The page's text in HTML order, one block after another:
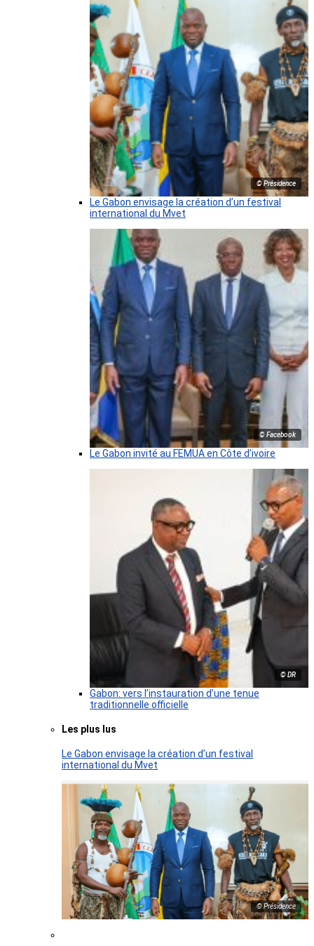
© Présidence
Le Gabon envisage la création d’un festival
international du Mvet
© Facebook
Le Gabon invité au FEMUA en Côte d’ivoire
© DR
Gabon: vers l’instauration d’une tenue
traditionnelle officielle
Les plus lus
Le Gabon envisage la création d’un festival
international du Mvet
© Présidence